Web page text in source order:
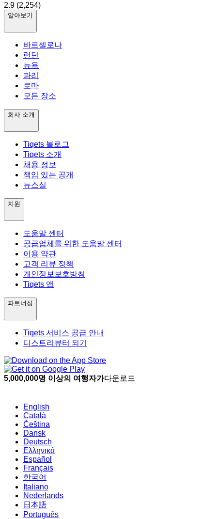
2.9 (2,254)
알아보기
바르셀로나
런던
뉴욕
파리
로마
모든 장소
회사 소개
Tiqets 블로그
Tiqets 소개
채용 정보
책임 있는 공개
뉴스실
지원
도움말 센터
공급업체를 위한 도움말 센터
이용 약관
고객 리뷰 정책
개인정보보호방침
Tiqets 앱
파트너십
Tiqets 서비스 공급 안내
디스트리뷰터 되기
5,000,000명 이상의 여행자가다운로드
English
Català
Čeština
Dansk
Deutsch
Ελληνικά
Español
Français
한국어
Italiano
Nederlands
日本語
Português